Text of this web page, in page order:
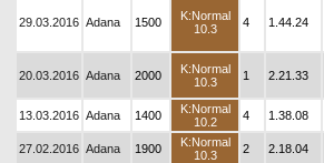
29.03.2016 Adana 1500
K:Normal
10.3
4 1.44.24
20.03.2016 Adana 2000
K:Normal
10.3
1 2.21.33
13.03.2016 Adana 1400
K:Normal
10.2
4 1.38.08
27.02.2016 Adana 1900
K:Normal
10.3
2 2.18.04